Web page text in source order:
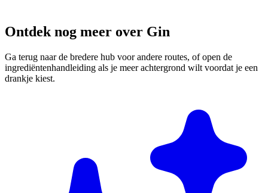
Ontdek nog meer over Gin
Ga terug naar de bredere hub voor andere routes, of open de
ingrediëntenhandleiding als je meer achtergrond wilt voordat je een
drankje kiest.